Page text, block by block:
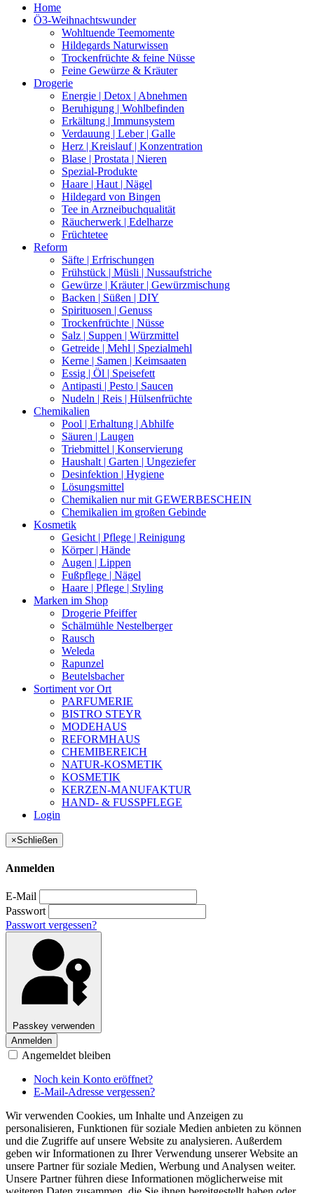
Home
Ö3-Weihnachtswunder
Wohltuende Teemomente
Hildegards Naturwissen
Trockenfrüchte & feine Nüsse
Feine Gewürze & Kräuter
Drogerie
Energie | Detox | Abnehmen
Beruhigung | Wohlbefinden
Erkältung | Immunsystem
Verdauung | Leber | Galle
Herz | Kreislauf | Konzentration
Blase | Prostata | Nieren
Spezial-Produkte
Haare | Haut | Nägel
Hildegard von Bingen
Tee in Arzneibuchqualität
Räucherwerk | Edelharze
Früchtetee
Reform
Säfte | Erfrischungen
Frühstück | Müsli | Nussaufstriche
Gewürze | Kräuter | Gewürzmischung
Backen | Süßen | DIY
Spirituosen | Genuss
Trockenfrüchte | Nüsse
Salz | Suppen | Würzmittel
Getreide | Mehl | Spezialmehl
Kerne | Samen | Keimsaaten
Essig | Öl | Speisefett
Antipasti | Pesto | Saucen
Nudeln | Reis | Hülsenfrüchte
Chemikalien
Pool | Erhaltung | Abhilfe
Säuren | Laugen
Triebmittel | Konservierung
Haushalt | Garten | Ungeziefer
Desinfektion | Hygiene
Lösungsmittel
Chemikalien nur mit GEWERBESCHEIN
Chemikalien im großen Gebinde
Kosmetik
Gesicht | Pflege | Reinigung
Körper | Hände
Augen | Lippen
Fußpflege | Nägel
Haare | Pflege | Styling
Marken im Shop
Drogerie Pfeiffer
Schälmühle Nestelberger
Rausch
Weleda
Rapunzel
Beutelsbacher
Sortiment vor Ort
PARFUMERIE
BISTRO STEYR
MODEHAUS
REFORMHAUS
CHEMIBEREICH
NATUR-KOSMETIK
KOSMETIK
KERZEN-MANUFAKTUR
HAND- & FUSSPFLEGE
Login
×Schließen
Anmelden
E-Mail
Passwort
Passwort vergessen?
Passkey verwenden
Anmelden
Angemeldet bleiben
Noch kein Konto eröffnet?
E-Mail-Adresse vergessen?
Wir verwenden Cookies, um Inhalte und Anzeigen zu
personalisieren, Funktionen für soziale Medien anbieten zu können
und die Zugriffe auf unsere Website zu analysieren. Außerdem
geben wir Informationen zu Ihrer Verwendung unserer Website an
unsere Partner für soziale Medien, Werbung und Analysen weiter.
Unsere Partner führen diese Informationen möglicherweise mit